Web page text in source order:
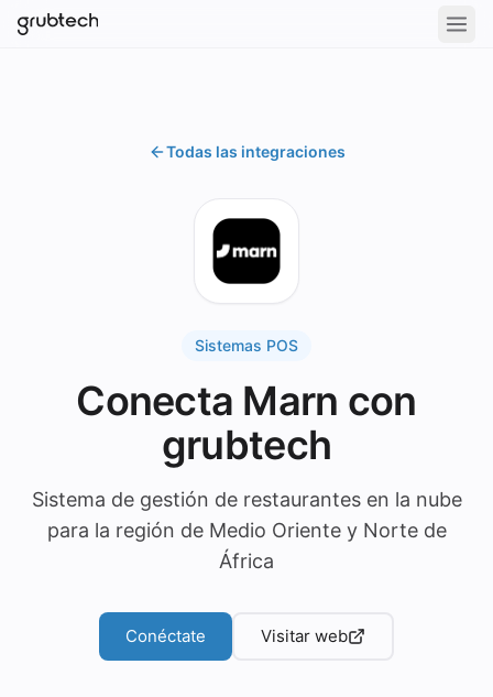
Todas las integraciones
Sistemas POS
Conecta Marn con
grubtech
Sistema de gestión de restaurantes en la nube
para la región de Medio Oriente y Norte de
África
Conéctate Visitar web